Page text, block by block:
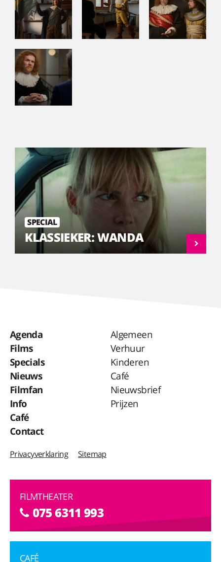
SPECIAL
KLASSIEKER: WANDA
Agenda
Films
Specials
Nieuws
Filmfan
Info
Café
Contact
Algemeen
Verhuur
Kinderen
Café
Nieuwsbrief
Prijzen
Privacyverklaring Sitemap
FILMTHEATER
075 6311 993
CAFÉ